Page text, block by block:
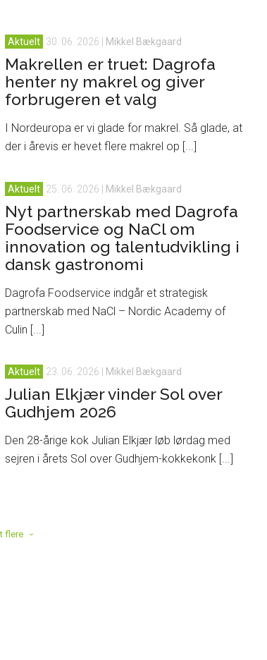
Aktuelt 30. 06. 2026 Mikkel Bækgaard
Makrellen er truet: Dagrofa
henter ny makrel og giver
forbrugeren et valg
I Nordeuropa er vi glade for makrel. Så glade, at
der i årevis er hevet flere makrel op [...]
Aktuelt 25. 06. 2026 Mikkel Bækgaard
Nyt partnerskab med Dagrofa
Foodservice og NaCl om
innovation og talentudvikling i
dansk gastronomi
Dagrofa Foodservice indgår et strategisk
partnerskab med NaCl – Nordic Academy of
Culin [...]
Aktuelt 23. 06. 2026 Mikkel Bækgaard
Julian Elkjær vinder Sol over
Gudhjem 2026
Den 28-årige kok Julian Elkjær løb lørdag med
sejren i årets Sol over Gudhjem-kokkekonk [...]
flere